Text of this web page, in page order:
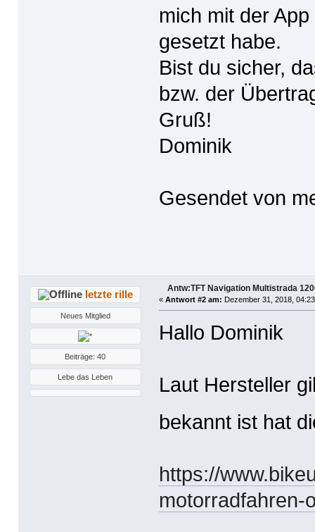
mich mit der
gesetzt habe.
Bist du sicher,
bzw. der
Gruß!
Dominik
Gesendet von
letzte rille
Neues Mitglied
Beiträge: 40
Lebe das Leben
Antw:TFT Navigation Multistrada
« Antwort #2 am: Dezember 31, 2018,
Hallo Dominik
Laut Hersteller
bekannt ist hat
https://
motorradfahren-